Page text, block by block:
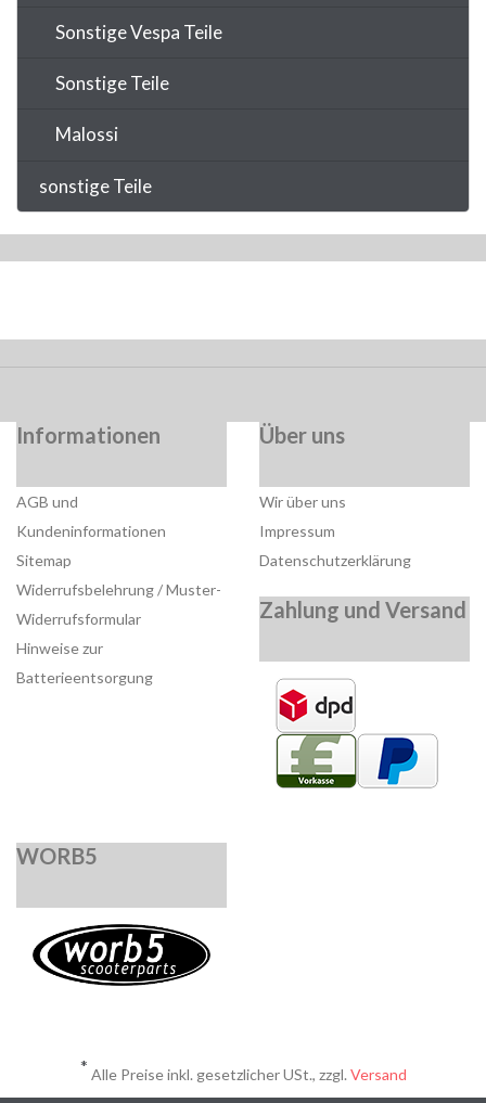
Sonstige Vespa Teile
Sonstige Teile
Malossi
sonstige Teile
Informationen
AGB und
Kundeninformationen
Sitemap
Widerrufsbelehrung / Muster-
Widerrufsformular
Hinweise zur
Batterieentsorgung
Über uns
Wir über uns
Impressum
Datenschutzerklärung
Zahlung und Versand
WORB5
* Alle Preise inkl. gesetzlicher USt., zzgl. Versand